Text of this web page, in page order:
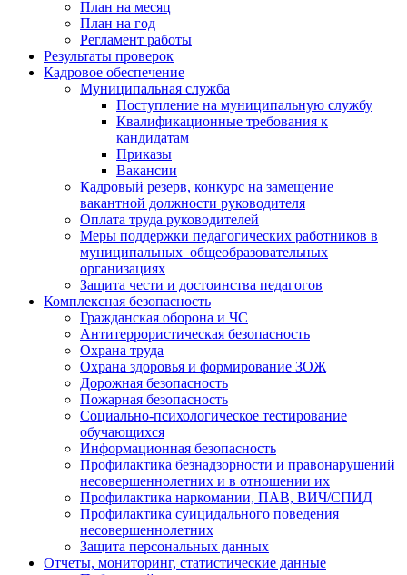
План на месяц
План на год
Регламент работы
Результаты проверок
Кадровое обеспечение
Муниципальная служба
Поступление на муниципальную службу
Квалификационные требования к
кандидатам
Приказы
Вакансии
Кадровый резерв, конкурс на замещение
вакантной должности руководителя
Оплата труда руководителей
Меры поддержки педагогических работников в
муниципальных общеобразовательных
организациях
Защита чести и достоинства педагогов
Комплексная безопасность
Гражданская оборона и ЧС
Антитеррористическая безопасность
Охрана труда
Охрана здоровья и формирование ЗОЖ
Дорожная безопасность
Пожарная безопасность
Социально-психологическое тестирование
обучающихся
Информационная безопасность
Профилактика безнадзорности и правонарушений
несовершеннолетних и в отношении их
Профилактика наркомании, ПАВ, ВИЧ/СПИД
Профилактика суицидального поведения
несовершеннолетних
Защита персональных данных
Отчеты, мониторинг, статистические данные